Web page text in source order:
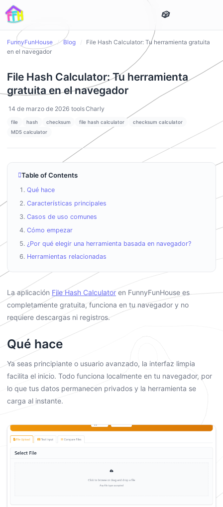
FunnyFunHouse / Blog
File Hash Calculator: Tu herramienta gratuita
en el navegador
File Hash Calculator: Tu herramienta
gratuita en el navegador
14 de marzo de 2026 toolsCharly
file hash checksum file hash calculator
checksum calculator
MD5 calculator
Table of Contents
Qué hace
Características principales
Casos de uso comunes
Cómo empezar
¿Por qué elegir una herramienta basada en navegador?
Herramientas relacionadas
La aplicación File Hash Calculator en FunnyFunHouse es
completamente gratuita, funciona en tu navegador y no
requiere descargas ni registros.
Qué hace
Ya seas principiante o usuario avanzado, la interfaz limpia
facilita el inicio. Todo funciona localmente en tu navegador, por
lo que tus datos permanecen privados y la herramienta se
carga al instante.